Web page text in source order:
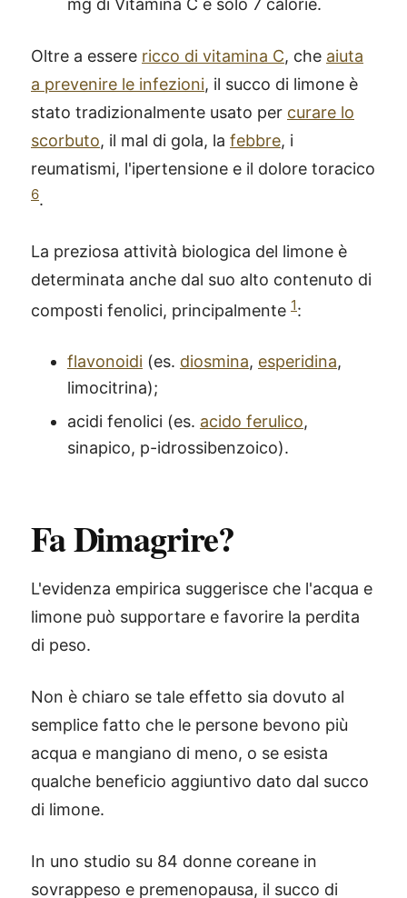
mg di Vitamina C e solo 7 calorie.
Oltre a essere ricco di vitamina C, che aiuta
a prevenire le infezioni, il succo di limone è
stato tradizionalmente usato per curare lo
scorbuto, il mal di gola, la febbre, i
reumatismi, l'ipertensione e il dolore toracico
6.
La preziosa attività biologica del limone è
determinata anche dal suo alto contenuto di
composti fenolici, principalmente 1:
flavonoidi (es. diosmina, esperidina,
limocitrina);
acidi fenolici (es. acido ferulico,
sinapico, p-idrossibenzoico).
Fa Dimagrire?
L'evidenza empirica suggerisce che l'acqua e
limone può supportare e favorire la perdita
di peso.
Non è chiaro se tale effetto sia dovuto al
semplice fatto che le persone bevono più
acqua e mangiano di meno, o se esista
qualche beneficio aggiuntivo dato dal succo
di limone.
In uno studio su 84 donne coreane in
sovrappeso e premenopausa, il succo di